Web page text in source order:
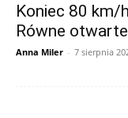
Koniec 80 km/
Równe
Anna Miler - 7 sierpnia